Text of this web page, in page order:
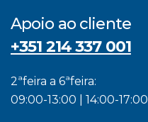
Apoio ao cliente
+351 214 337 001
2ªfeira a 6ªfeira:
09:00-13:00 | 14:00-17:00